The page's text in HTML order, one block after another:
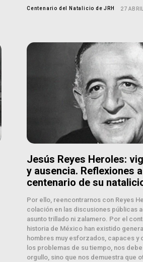
Centenario del Natalicio de JRH 27
Jesús Reyes Heroles:
y ausencia. Reflexiones
centenario de su
Por ello, reencontrarnos con Reyes
colación en las discusiones públicas
asunto trillado ni zalamero. Por el
historia de México han existido
hombres muy esforzados, capaces y
los problemas de su tiempo, nos
orgullo, sino que nos demuestra que